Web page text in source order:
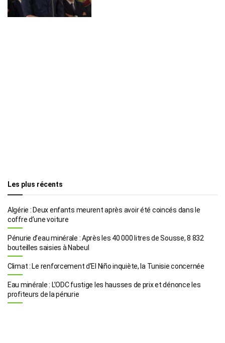
Les plus récents
Algérie : Deux enfants meurent après avoir été coincés dans le
coffre d’une voiture
Pénurie d’eau minérale : Après les 40 000 litres de Sousse, 8 832
bouteilles saisies à Nabeul
Climat : Le renforcement d’El Niño inquiète, la Tunisie concernée
Eau minérale : L’ODC fustige les hausses de prix et dénonce les
profiteurs de la pénurie